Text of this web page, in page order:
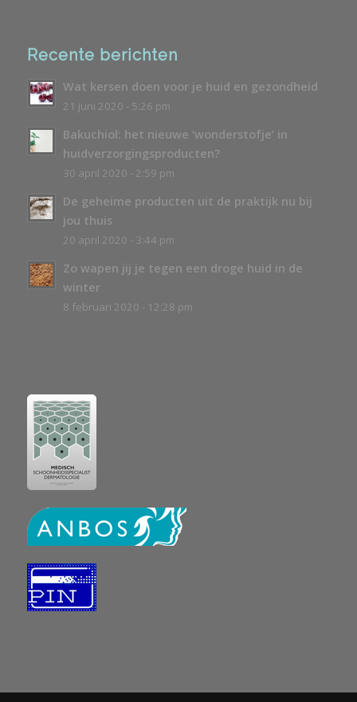
Recente berichten
Wat kersen doen voor je huid en gezondheid
21 juni 2020 - 5:26 pm
Bakuchiol: het nieuwe ‘wonderstofje’ in
huidverzorgingsproducten?
30 april 2020 - 2:59 pm
De geheime producten uit de praktijk nu bij
jou thuis
20 april 2020 - 3:44 pm
Zo wapen jij je tegen een droge huid in de
winter
8 februari 2020 - 12:28 pm